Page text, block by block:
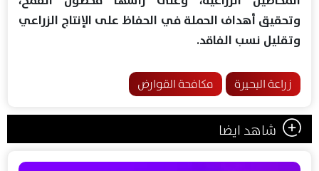
وتحقيق أهداف الحملة في الحفاظ على الإنتاج الزراعي
وتقليل نسب الفاقد.
زراعة البحيرة مكافحة القوارض
شاهد ايضا